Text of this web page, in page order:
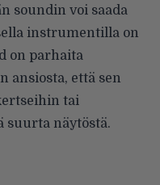
soundin voi saada
instrumentilla on
on parhaita
ansiosta, että sen
tai
suurta näytöstä.